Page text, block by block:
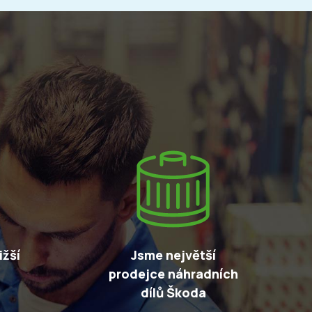
Jsme největší
prodejce náhradních
dílů Škoda